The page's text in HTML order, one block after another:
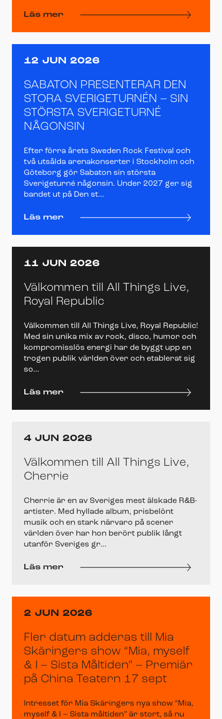
Läs mer
12 JUN 2026
SABATON PRESENTERAR DEN
STORA SVERIGETURNÉN – SIN
STÖRSTA SVERIGETURNÉ
NÅGONSIN
Efter förra årets Sweden Rock Festival och
två utsålda arenakonserter i Stockholm och
Göteborg gör Sabaton sin största
Sverigeturné någonsin. Under 2027 ger sig
bandet ut på Den st...
Läs mer
11 JUN 2026
Välkommen till All Things Live,
Royal Republic
Välkommen till All Things Live, Royal Republic!
Med sin unika mix av rock, disco, humor och
kompromisslös energi har de byggt upp en
trogen publik världen över och etablerat sig
so...
Läs mer
4 JUN 2026
Välkommen till All Things Live,
Cherrie
Cherrie är en av Sveriges mest älskade R&B-
artister. Med hyllade album, prisbelönt
musik och en stark närvaro på scener
världen över har hon berört publik långt
utanför Sveriges gr...
Läs mer
2 JUN 2026
Fler datum adderas till Mia
Skäringers show “Mia, myself
& I – Sista Måltiden” – Premiär
på China Teatern 17 sept
Intresset för Mia Skäringers nya show “Mia,
myself & I – Sista måltiden” är stort, så nu